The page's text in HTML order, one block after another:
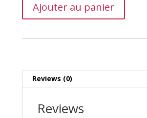
CDGAjouter au panier
Reviews (0)
Reviews